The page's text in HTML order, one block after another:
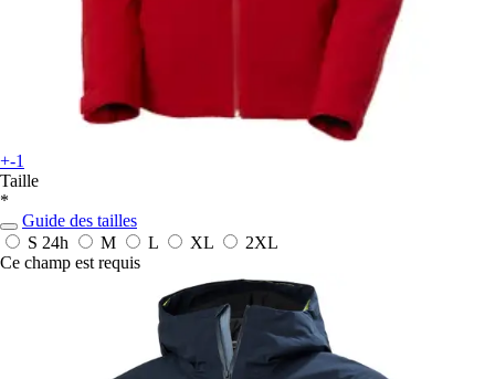
+-1
Taille
*
Guide des tailles
S 24h M L XL
2XL
Ce champ est requis